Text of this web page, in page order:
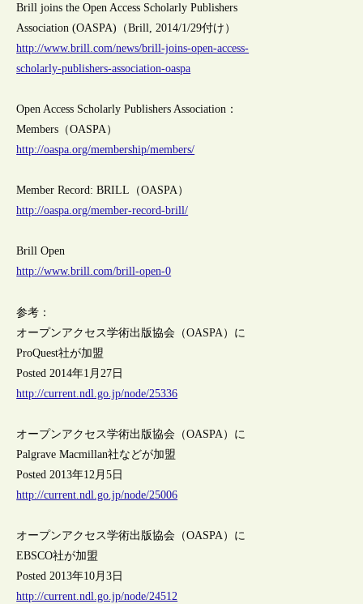
Brill joins the Open Access Scholarly Publishers
Association (OASPA)（Brill, 2014/1/29付け）
http://www.brill.com/news/brill-joins-open-access-
scholarly-publishers-association-oaspa
Open Access Scholarly Publishers Association：
Members（OASPA）
http://oaspa.org/membership/members/
Member Record: BRILL（OASPA）
http://oaspa.org/member-record-brill/
Brill Open
http://www.brill.com/brill-open-0
参考：
オープンアクセス学術出版協会（OASPA）に
ProQuest社が加盟
Posted 2014年1月27日
http://current.ndl.go.jp/node/25336
オープンアクセス学術出版協会（OASPA）に
Palgrave Macmillan社などが加盟
Posted 2013年12月5日
http://current.ndl.go.jp/node/25006
オープンアクセス学術出版協会（OASPA）に
EBSCO社が加盟
Posted 2013年10月3日
http://current.ndl.go.jp/node/24512